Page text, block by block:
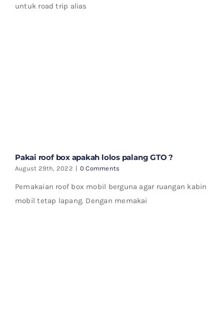
untuk road trip alias
Pakai roof box apakah lolos palang GTO ?
August 29th, 2022 | 0 Comments
Pemakaian roof box mobil berguna agar ruangan kabin
mobil tetap lapang. Dengan memakai